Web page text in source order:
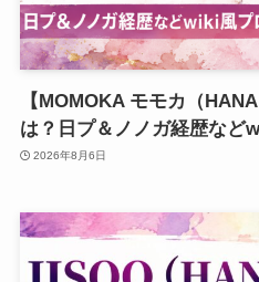
【MOMOKA モモカ（
は？日プ＆ノノガ経歴など
2026年8月6日